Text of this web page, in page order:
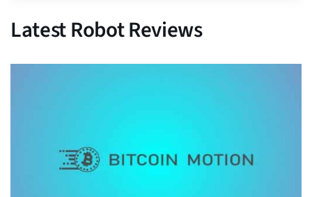
Latest Robot Reviews